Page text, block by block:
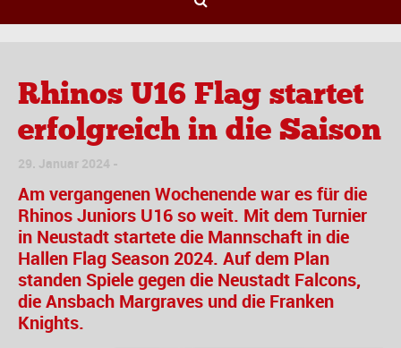
Rhinos U16 Flag startet
erfolgreich in die Saison
29. Januar 2024
Am vergangenen Wochenende war es für die
Rhinos Juniors U16 so weit. Mit dem Turnier
in Neustadt startete die Mannschaft in die
Hallen Flag Season 2024. Auf dem Plan
standen Spiele gegen die Neustadt Falcons,
die Ansbach Margraves und die Franken
Knights.